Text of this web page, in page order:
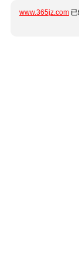
www.365jz.com